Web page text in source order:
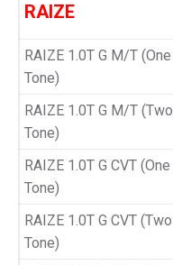
RAIZE
RAIZE 1.0T G M/T (One
Tone)
RAIZE 1.0T G M/T (Two
Tone)
RAIZE 1.0T G CVT (One
Tone)
RAIZE 1.0T G CVT (Two
Tone)